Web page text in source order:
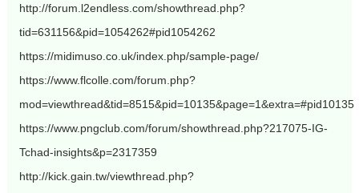
http://forum.l2endless.com/showthread.php?
tid=631156&pid=1054262#pid1054262
https://midimuso.co.uk/index.php/sample-page/
https://www.flcolle.com/forum.php?
mod=viewthread&tid=8515&pid=10135&page=1&extra=#pid10135
https://www.pngclub.com/forum/showthread.php?217075-IG-
Tchad-insights&p=2317359
http://kick.gain.tw/viewthread.php?